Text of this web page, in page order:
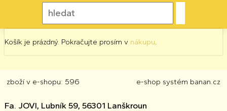
Košík je prázdný. Pokračujte prosím v nákupu.
zboží v e-shopu: 596 e-shop systém banan.cz
Fa. JOVI, Lubník 59, 56301 Lanškroun